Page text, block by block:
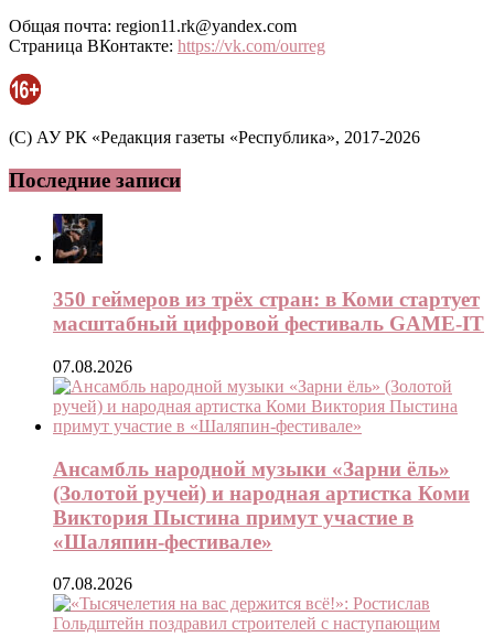
Общая почта: region11.rk@yandex.com
Страница ВКонтакте: https://vk.com/ourreg
(C) АУ РК «Редакция газеты «Республика», 2017-2026
Последние записи
350 геймеров из трёх стран: в Коми стартует
масштабный цифровой фестиваль GAME-IT
07.08.2026
Ансамбль народной музыки «Зарни ёль»
(Золотой ручей) и народная артистка Коми
Виктория Пыстина примут участие в
«Шаляпин-фестивале»
07.08.2026